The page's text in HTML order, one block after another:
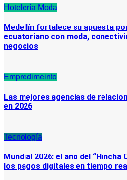
Hotelería Moda
Medellín fortalece su apuesta
ecuatoriano con moda,
negocios
Empredimeinto
Las mejores agencias de
en 2026
Tecnología
Mundial 2026: el año del “Hincha
los pagos digitales en tiempo